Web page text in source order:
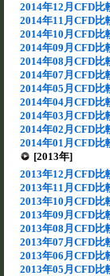
2014年12月CFD比
2014年11月CFD比
2014年10月CFD比
2014年09月CFD比
2014年08月CFD比
2014年07月CFD比
2014年05月CFD比
2014年04月CFD比
2014年03月CFD比
2014年02月CFD比
2014年01月CFD比
[2013年]
2013年12月CFD比
2013年11月CFD比
2013年10月CFD比
2013年09月CFD比
2013年08月CFD比
2013年07月CFD比
2013年06月CFD比
2013年05月CFD比